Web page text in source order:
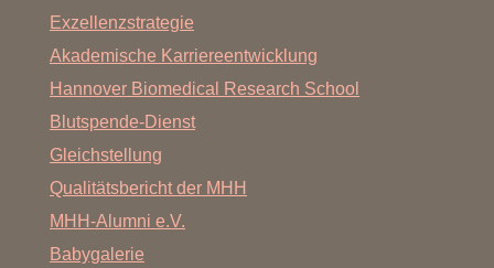
Exzellenzstrategie
Akademische Karriereentwicklung
Hannover Biomedical Research School
Blutspende-Dienst
Gleichstellung
Qualitätsbericht der MHH
MHH-Alumni e.V.
Babygalerie